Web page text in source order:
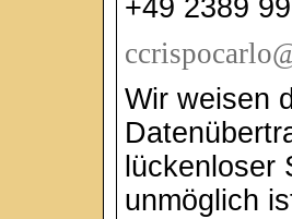
+49 2389
Wir weisen
lückenloser
unmöglich